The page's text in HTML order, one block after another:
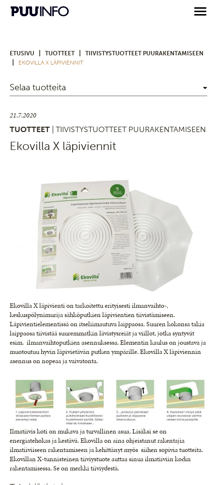
ETUSIVU TUOTTEET TIIVISTYSTUOTTEET PUURAKENTAMISEEN
EKOVILLA X LÄPIVIENNIT
Selaa tuotteita
21.7.2020
TUOTTEET
| TIIVISTYSTUOTTEET PUURAKENTAMISEEN
Ekovilla X läpiviennit
Ekovilla X läpivienti on tarkoitettu erityisesti ilmanvaihto-,
keskuspölynimurija sähköputkien läpivientien tiivistämiseen.
Läpivientielementissä on itseliimautuva laippaosa. Suuren kokonsa takia
laippaosa tiivistää suuremmatkin lävistysreiät ja viillot, jotka syntyvät
esim. ilmanvaihtoputkien asennuksessa. Elementin kaulus on joustava ja
muotoutuu hyvin läpivietävän putken ympärille. Ekovilla X läpiviennin
asennus on nopeaa ja vaivatonta.
Ilmatiivis koti on mukava ja turvallinen asua. Lisäksi se on
energiatehokas ja kestävä. Ekovilla on aina ohjeistanut rakentajia
ilmatiiviiseen rakentamiseen ja kehittänyt myös siihen sopivia tuotteita.
Ekovillan X-tunnisteinen tiiviystuote auttaa sinua ilmatiiviin kodin
rakentamisessa. Se on merkki tiiviydestä.